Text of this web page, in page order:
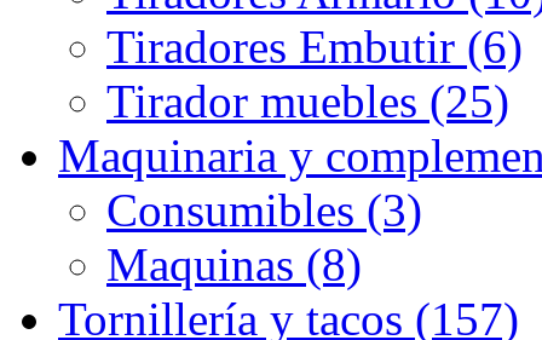
Tiradores Embutir (6)
Tirador muebles (25)
Maquinaria y
Consumibles (3)
Maquinas (8)
Tornillería y tacos (157)